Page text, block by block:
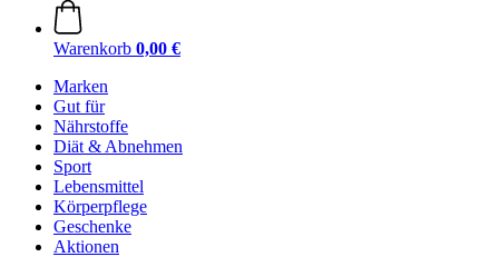
Warenkorb 0,00 €
Marken
Gut für
Nährstoffe
Diät & Abnehmen
Sport
Lebensmittel
Körperpflege
Geschenke
Aktionen